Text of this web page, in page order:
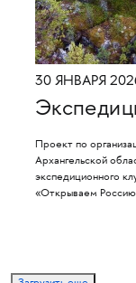
30 ЯНВАРЯ
Проект по
Архангельской
экспедиционного
«Открываем Россию